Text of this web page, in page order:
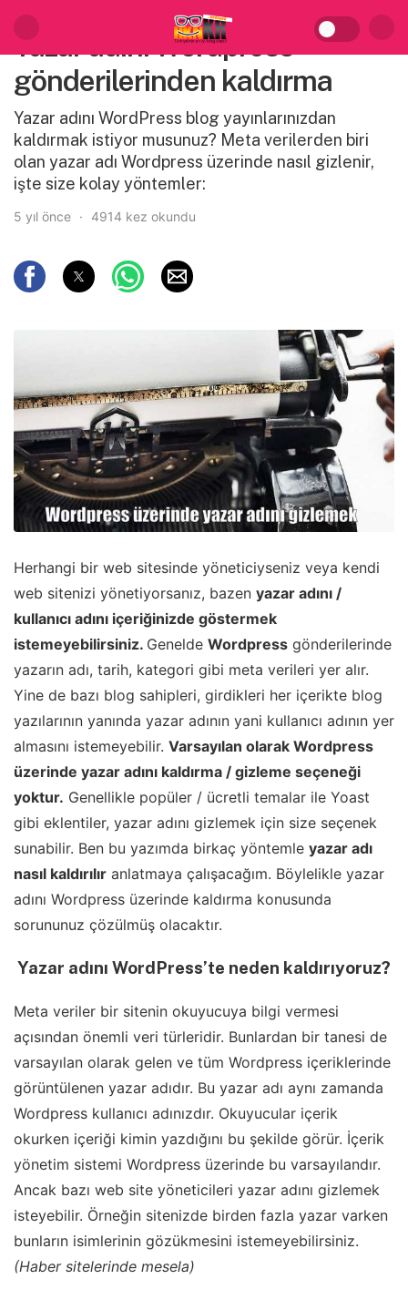
Yazar adını Wordpress
gönderilerinden kaldırma
Yazar adını WordPress blog yayınlarınızdan
kaldırmak istiyor musunuz? Meta verilerden biri
olan yazar adı Wordpress üzerinde nasıl gizlenir,
işte size kolay yöntemler:
5 yıl önce 4914 kez okundu
Herhangi bir web sitesinde yöneticiyseniz veya kendi
web sitenizi yönetiyorsanız, bazen yazar adını /
kullanıcı adını içeriğinizde göstermek
istemeyebilirsiniz. Genelde Wordpress gönderilerinde
yazarın adı, tarih, kategori gibi meta verileri yer alır.
Yine de bazı blog sahipleri, girdikleri her içerikte blog
yazılarının yanında yazar adının yani kullanıcı adının yer
almasını istemeyebilir. Varsayılan olarak Wordpress
üzerinde yazar adını kaldırma / gizleme seçeneği
yoktur. Genellikle popüler / ücretli temalar ile Yoast
gibi eklentiler, yazar adını gizlemek için size seçenek
sunabilir. Ben bu yazımda birkaç yöntemle yazar adı
nasıl kaldırılır anlatmaya çalışacağım. Böylelikle yazar
adını Wordpress üzerinde kaldırma konusunda
sorununuz çözülmüş olacaktır.
Yazar adını WordPress’te neden kaldırıyoruz?
Meta veriler bir sitenin okuyucuya bilgi vermesi
açısından önemli veri türleridir. Bunlardan bir tanesi de
varsayılan olarak gelen ve tüm Wordpress içeriklerinde
görüntülenen yazar adıdır. Bu yazar adı aynı zamanda
Wordpress kullanıcı adınızdır. Okuyucular içerik
okurken içeriği kimin yazdığını bu şekilde görür. İçerik
yönetim sistemi Wordpress üzerinde bu varsayılandır.
Ancak bazı web site yöneticileri yazar adını gizlemek
isteyebilir. Örneğin sitenizde birden fazla yazar varken
bunların isimlerinin gözükmesini istemeyebilirsiniz.
(Haber sitelerinde mesela)